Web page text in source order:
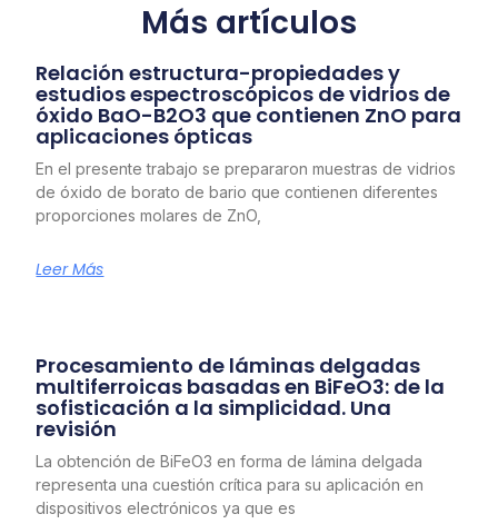
Más artículos
Relación estructura-propiedades y
estudios espectroscópicos de vidrios de
óxido BaO-B2O3 que contienen ZnO para
aplicaciones ópticas
En el presente trabajo se prepararon muestras de vidrios
de óxido de borato de bario que contienen diferentes
proporciones molares de ZnO,
Leer Más
Procesamiento de láminas delgadas
multiferroicas basadas en BiFeO3: de la
sofisticación a la simplicidad. Una
revisión
La obtención de BiFeO3 en forma de lámina delgada
representa una cuestión crítica para su aplicación en
dispositivos electrónicos ya que es